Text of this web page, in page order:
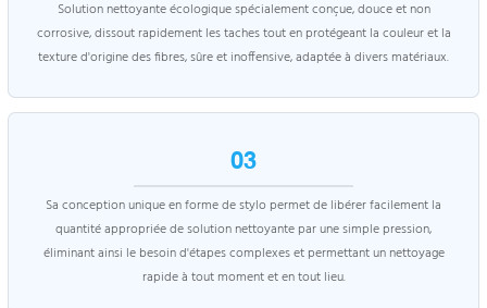
Solution nettoyante écologique spécialement conçue, douce et non
corrosive, dissout rapidement les taches tout en protégeant la couleur et la
texture d'origine des fibres, sûre et inoffensive, adaptée à divers matériaux.
03
Sa conception unique en forme de stylo permet de libérer facilement la
quantité appropriée de solution nettoyante par une simple pression,
éliminant ainsi le besoin d'étapes complexes et permettant un nettoyage
rapide à tout moment et en tout lieu.